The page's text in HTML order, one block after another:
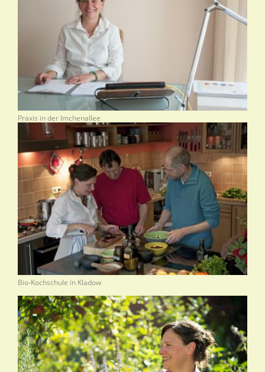
Praxis in der Imchenallee
Bio-Kochschule in Kladow